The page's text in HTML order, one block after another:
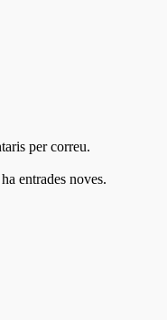
per correu.
entrades noves.